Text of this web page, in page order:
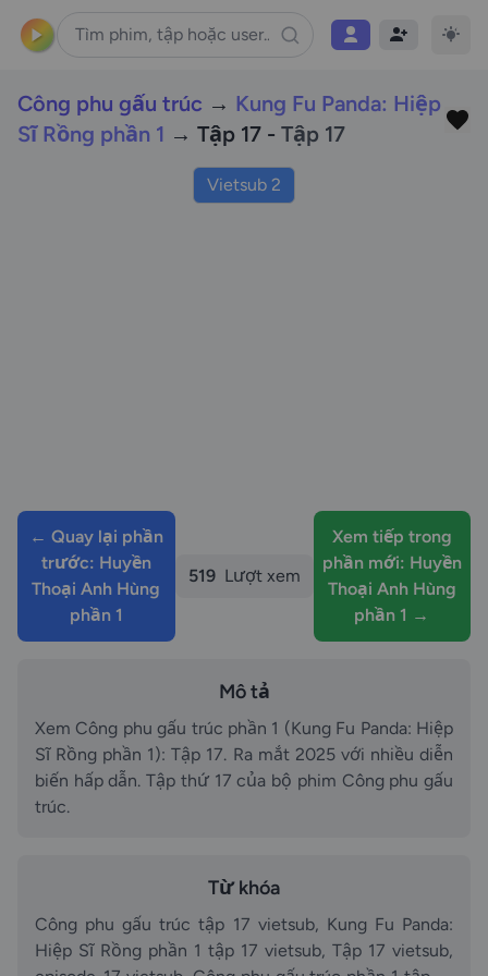
Công phu gấu trúc → Kung Fu Panda: Hiệp
Sĩ Rồng phần 1 → Tập 17 - Tập 17
Vietsub 2
← Quay lại phần
trước: Huyền
Thoại Anh Hùng
phần 1
519 Lượt xem
Xem tiếp trong
phần mới: Huyền
Thoại Anh Hùng
phần 1 →
Mô tả
Xem Công phu gấu trúc phần 1 (Kung Fu Panda: Hiệp
Sĩ Rồng phần 1): Tập 17. Ra mắt 2025 với nhiều diễn
biến hấp dẫn. Tập thứ 17 của bộ phim Công phu gấu
trúc.
Từ khóa
Công phu gấu trúc tập 17 vietsub, Kung Fu Panda:
Hiệp Sĩ Rồng phần 1 tập 17 vietsub, Tập 17 vietsub,